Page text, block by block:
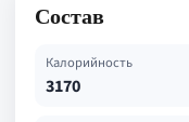
Состав
Калорийность
3170